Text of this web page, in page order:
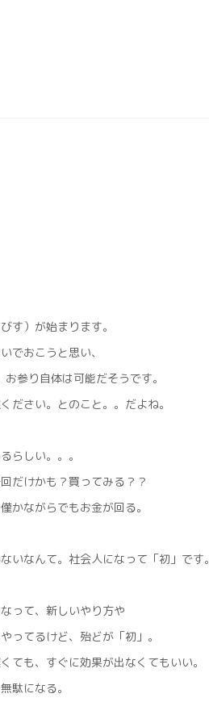
す）が始まります。
でおこうと思い、
参り自体は可能だそうです。
ださい。とのこと。。だよね。
らしい。。。
だけかも？買ってみる？？
かながらでもお金が回る。
いなんて。社会人になって「初」です。
って、新しいやり方や
ってるけど、殆どが「初」。
ても、すぐに効果が出なくてもいい。
駄になる。